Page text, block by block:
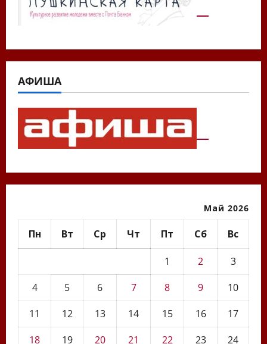
АФИША
Май 2026
Пн Вт Ср Чт Пт Сб Вс
1 2
3
4
5 6 7 8 9
10
11
12 13 14 15 16
17
18
19 20 21 22 23 24